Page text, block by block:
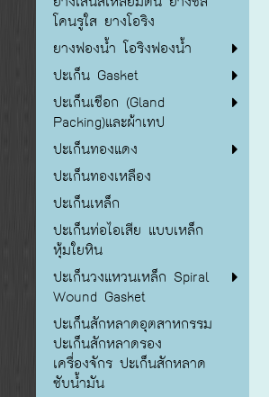
โคนรูใส ยางโอริง
ยางฟองน้ำ โอริงฟองน้ำ
ปะเก็น Gasket
ปะเก็นเชือก (Gland
Packing)และผ้าเทป
ปะเก็นทองแดง
ปะเก็นทองเหลือง
ปะเก็นเหล็ก
ปะเก็นท่อไอเสีย แบบเหล็ก
หุ้มใยหิน
ปะเก็นวงแหวนเหล็ก Spiral
Wound Gasket
ปะเก็นสักหลาดอุตสาหกรรม
ปะเก็นสักหลาดรอง
เครื่องจักร ปะเก็นสักหลาด
ซับน้ำมัน